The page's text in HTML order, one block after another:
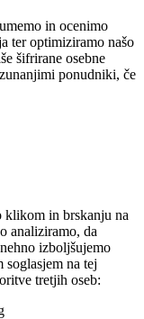
in ocenimo
ter optimiziramo našo
šifrirane osebne
ponudniki, če
klikom in brskanju na
analiziramo, da
izboljšujemo
na tej
tretjih oseb: